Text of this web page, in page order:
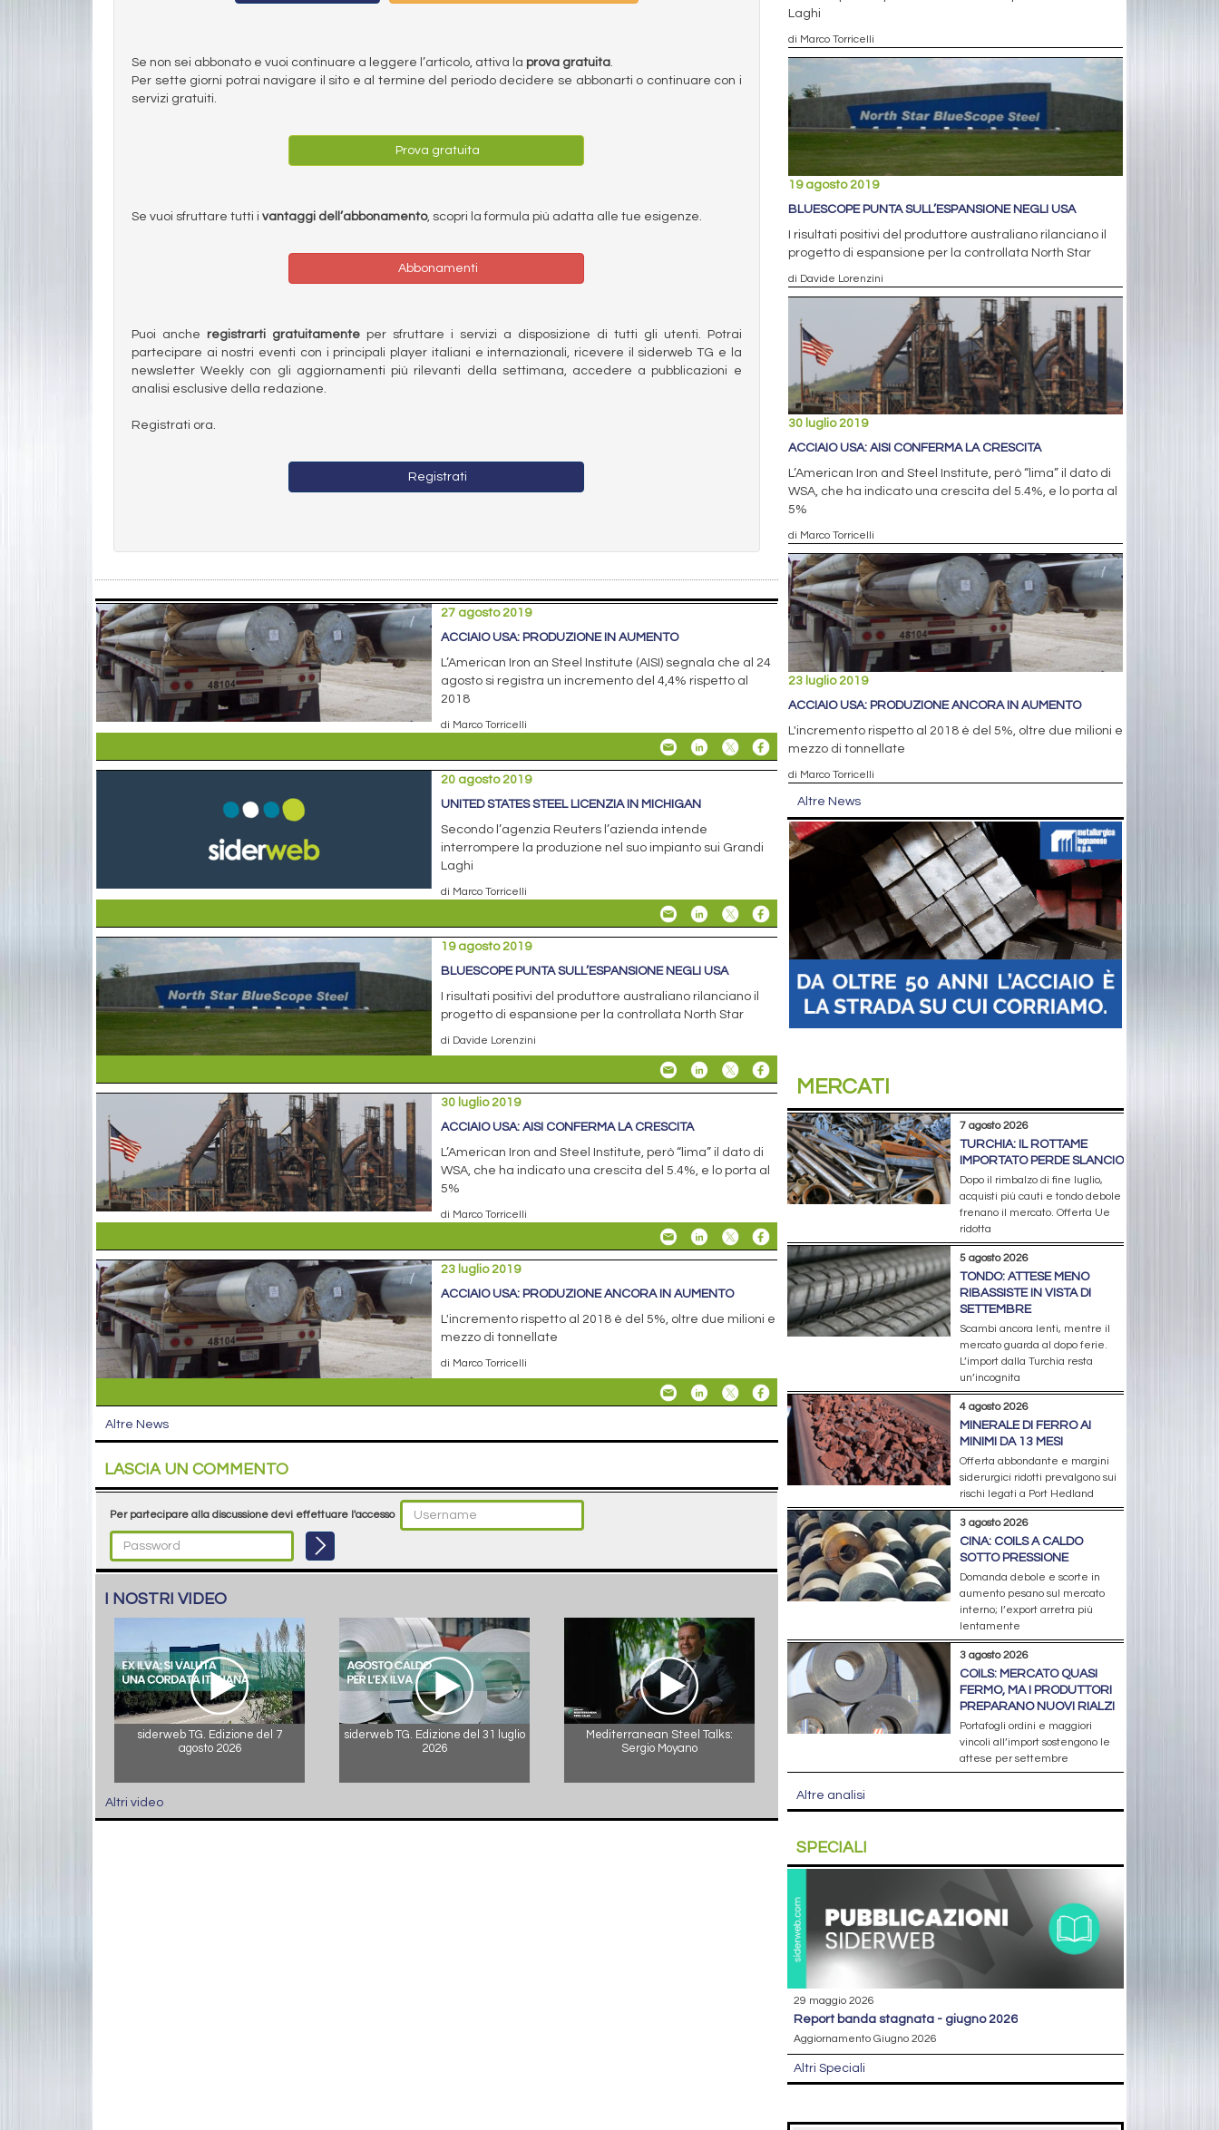
Se non sei abbonato e vuoi continuare a leggere l’articolo, attiva la prova gratuita.
Per sette giorni potrai navigare il sito e al termine del periodo decidere se abbonarti o continuare con i
servizi gratuiti.
Prova gratuita
Se vuoi sfruttare tutti i vantaggi dell’abbonamento, scopri la formula più adatta alle tue esigenze.
Abbonamenti
Puoi anche registrarti gratuitamenteper sfruttare i servizi a disposizione di tutti gli utenti. Potrai
partecipare ai nostri eventi con i principali player italiani e internazionali, ricevere il siderweb TG e la
newsletter Weekly con gli aggiornamenti più rilevanti della settimana, accedere a pubblicazioni e
analisi esclusive della redazione.
Registrati ora.
Registrati
27 agosto 2019
ACCIAIO USA: PRODUZIONE IN AUMENTO
L’American Iron an Steel Institute (AISI) segnala che al 24
agosto si registra un incremento del 4,4% rispetto al
2018
di Marco Torricelli
20 agosto 2019
UNITED STATES STEEL LICENZIA IN MICHIGAN
Secondo l’agenzia Reuters l’azienda intende
interrompere la produzione nel suo impianto sui Grandi
Laghi
di Marco Torricelli
19 agosto 2019
BLUESCOPE PUNTA SULL’ESPANSIONE NEGLI USA
I risultati positivi del produttore australiano rilanciano il
progetto di espansione per la controllata North Star
di Davide Lorenzini
30 luglio 2019
ACCIAIO USA: AISI CONFERMA LA CRESCITA
L’American Iron and Steel Institute, però “lima” il dato di
WSA, che ha indicato una crescita del 5.4%, e lo porta al
5%
di Marco Torricelli
23 luglio 2019
ACCIAIO USA: PRODUZIONE ANCORA IN AUMENTO
L'incremento rispetto al 2018 è del 5%, oltre due milioni e
mezzo di tonnellate
di Marco Torricelli
Altre News
LASCIA UN COMMENTO
Per partecipare alla discussione devi effettuare l'accesso
I NOSTRI VIDEO
siderweb TG. Edizione del 7
agosto 2026
siderweb TG. Edizione del 31 luglio
2026
Mediterranean Steel Talks:
Sergio Moyano
Altri video
Laghi
di Marco Torricelli
19 agosto 2019
BLUESCOPE PUNTA SULL’ESPANSIONE NEGLI USA
I risultati positivi del produttore australiano rilanciano il
progetto di espansione per la controllata North Star
di Davide Lorenzini
30 luglio 2019
ACCIAIO USA: AISI CONFERMA LA CRESCITA
L’American Iron and Steel Institute, però “lima” il dato di
WSA, che ha indicato una crescita del 5.4%, e lo porta al
5%
di Marco Torricelli
23 luglio 2019
ACCIAIO USA: PRODUZIONE ANCORA IN AUMENTO
L'incremento rispetto al 2018 è del 5%, oltre due milioni e
mezzo di tonnellate
di Marco Torricelli
Altre News
MERCATI
7 agosto 2026
TURCHIA: IL ROTTAME
IMPORTATO PERDE SLANCIO
Dopo il rimbalzo di fine luglio,
acquisti più cauti e tondo debole
frenano il mercato. Offerta Ue
ridotta
5 agosto 2026
TONDO: ATTESE MENO
RIBASSISTE IN VISTA DI
SETTEMBRE
Scambi ancora lenti, mentre il
mercato guarda al dopo ferie.
L’import dalla Turchia resta
un’incognita
4 agosto 2026
MINERALE DI FERRO AI
MINIMI DA 13 MESI
Offerta abbondante e margini
siderurgici ridotti prevalgono sui
rischi legati a Port Hedland
3 agosto 2026
CINA: COILS A CALDO
SOTTO PRESSIONE
Domanda debole e scorte in
aumento pesano sul mercato
interno; l’export arretra più
lentamente
3 agosto 2026
COILS: MERCATO QUASI
FERMO, MA I PRODUTTORI
PREPARANO NUOVI RIALZI
Portafogli ordini e maggiori
vincoli all’import sostengono le
attese per settembre
Altre analisi
SPECIALI
29 maggio 2026
report banda stagnata - giugno 2026
Aggiornamento Giugno 2026
Altri Speciali